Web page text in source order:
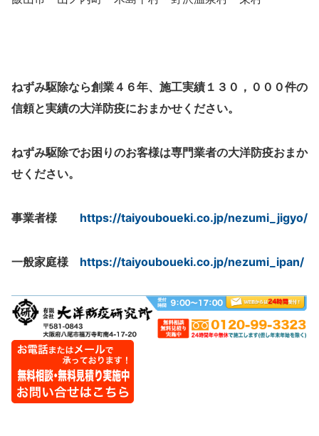
ねずみ駆除なら創業４６年、施工実績１３０，０００件の
信頼と実績の大洋防疫におまかせください。
ねずみ駆除でお困りのお客様は専門業者の大洋防疫おまか
せください。
事業者様 https://taiyouboueki.co.jp/nezumi_jigyo/
一般家庭様 https://taiyouboueki.co.jp/nezumi_ipan/